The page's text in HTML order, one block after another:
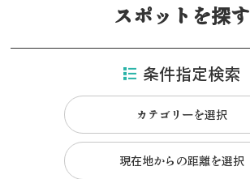
スポットを探す
条件指定検索
カテゴリーを選択
現在地からの距離を選択